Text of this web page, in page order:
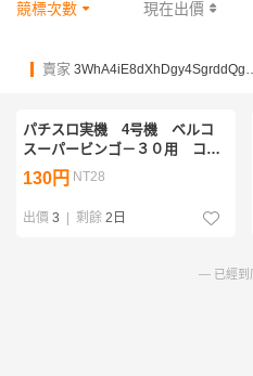
競標次數 現在出價
賣家 3WhA4iE8dXhDgy4SgrddQgybGx8qv
パチスロ実機 4号機 ベルコ
スーパービンゴ－３０用 コイ
ン不要装置
130円 NT28
出價 3 | 剩餘 2日
— 已經到